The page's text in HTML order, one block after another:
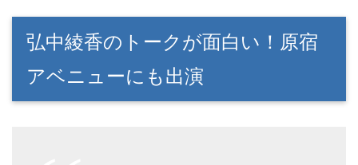
弘中綾香のトークが面白い！原宿
アベニューにも出演